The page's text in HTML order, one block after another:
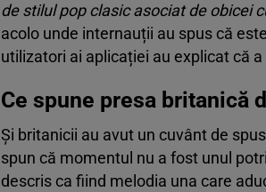
de stilul pop clasic asociat de obicei
acolo unde internauții au spus că
utilizatori ai aplicației au explicat că
Ce spune presa britanică
Și britanicii au avut un cuvânt de
spun că momentul nu a fost unul
descris ca fiind melodia una care